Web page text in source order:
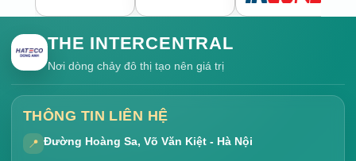
THE INTERCENTRAL
Nơi dòng chảy đô thị tạo nên giá trị
THÔNG TIN LIÊN HỆ
📍 Đường Hoàng Sa, Võ Văn Kiệt - Hà Nội